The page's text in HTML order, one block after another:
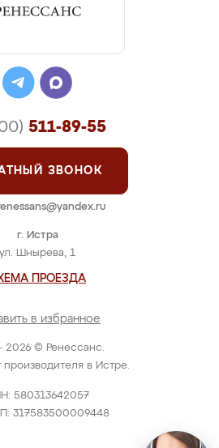
2026 © Ренессанс.
в Истре.
580313642057
317583500009448
г. Истра
ул. Шнырева, 1
ПРОЕЗДА
в избранное
511-89-55
ЗВОНОК